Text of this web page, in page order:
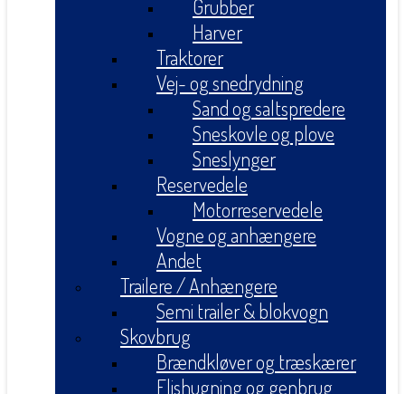
Grubber
Harver
Traktorer
Vej- og snedrydning
Sand og saltspredere
Sneskovle og plove
Sneslynger
Reservedele
Motorreservedele
Vogne og anhængere
Andet
Trailere / Anhængere
Semi trailer & blokvogn
Skovbrug
Brændkløver og træskærer
Flishugning og genbrug